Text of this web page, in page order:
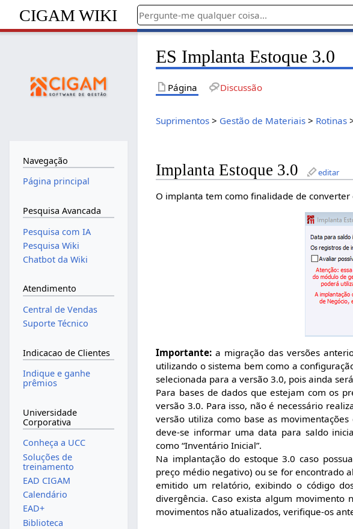
CIGAM WIKI
ES Implanta Estoque 3.0
Página Discussão
Suprimentos > Gestão de Materiais > Rotinas
Implanta Estoque 3.0 editar
O implanta tem como finalidade de
Importante: a migração das versões
utilizando o sistema bem como a
selecionada para a versão 3.0, pois ainda
Para bases de dados que estejam com os
versão 3.0. Para isso, não é necessário
versão utiliza como base as
deve-se informar uma data para saldo
como “Inventário Inicial”.
Na implantação do estoque 3.0 caso
preço médio negativo) ou se for encontrado
emitido um relatório, exibindo o código
divergência. Caso exista algum movimento
movimentos não atualizados, verifique-os
Navegação
Página principal
Pesquisa Avancada
Pesquisa com IA
Pesquisa Wiki
Chatbot da Wiki
Atendimento
Central de Vendas
Suporte Técnico
Indicacao de Clientes
Indique e ganhe
prêmios
Universidade
Corporativa
Conheça a UCC
Soluções de
treinamento
EAD CIGAM
Calendário
EAD+
Biblioteca